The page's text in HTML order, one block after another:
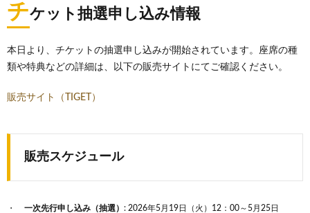
チケット抽選申し込み情報
本日より、チケットの抽選申し込みが開始されています。座席の種
類や特典などの詳細は、以下の販売サイトにてご確認ください。
販売サイト（TIGET）
販売スケジュール
一次先行申し込み（抽選） : 2026年5月19日（火）12：00～5月25日